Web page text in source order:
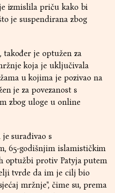
izmislila priču kako bi
je suspendirana zbog
je optužen za
koja je uključivala
u kojima je pozivao na
je za povezanost s
zbog uloge u online
surađivao s
65-godišnjim islamističkim
optužbi protiv Patyja putem
tvrde da im je cilj bio
mržnje", čime su, prema